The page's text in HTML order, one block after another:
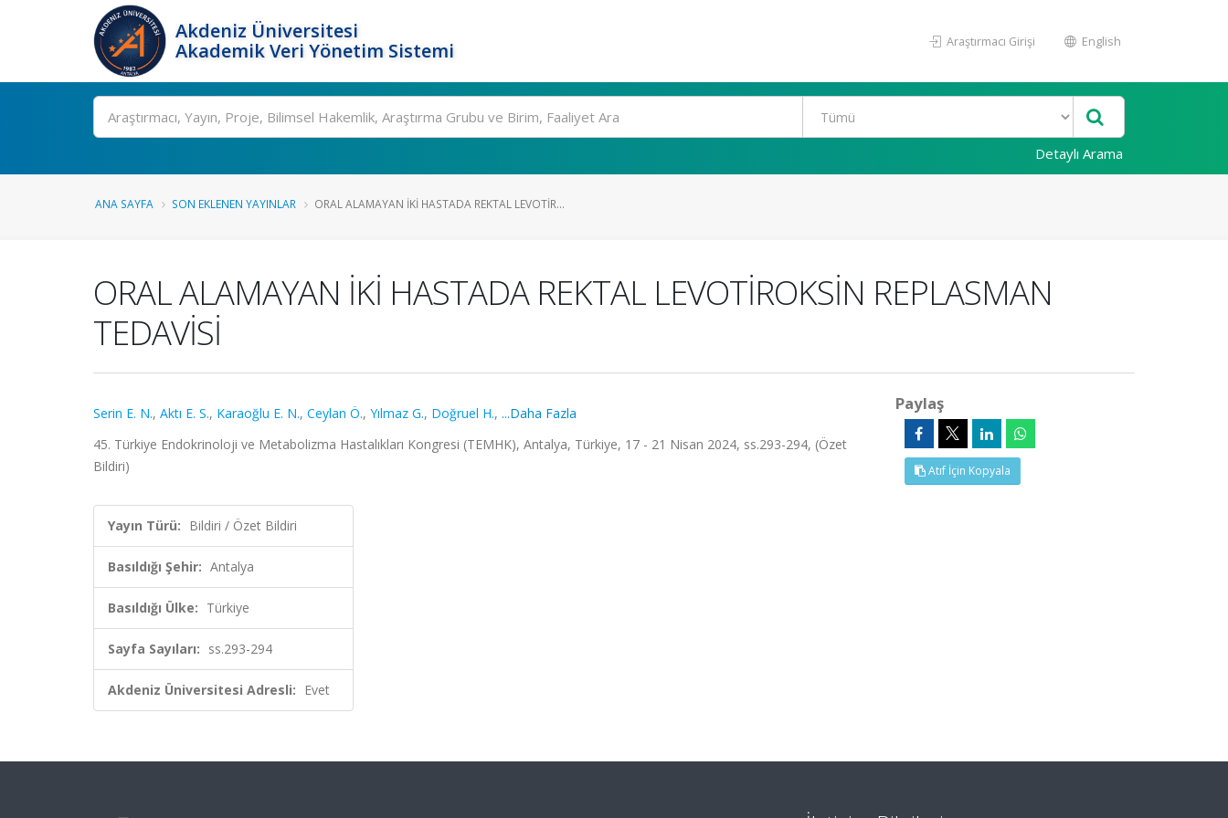
Akdeniz Üniversitesi
Akademik Veri Yönetim Sistemi
Araştırmacı Girişi English
Ara
Detaylı Arama
ANA SAYFA SON EKLENEN YAYINLAR ORAL ALAMAYAN İKİ HASTADA REKTAL LEVOTİR...
ORAL ALAMAYAN İKİ HASTADA REKTAL LEVOTİROKSİN REPLASMAN
TEDAVİSİ
Serin E. N., Aktı E. S., Karaoğlu E. N., Ceylan Ö., Yılmaz G., Doğruel H., ...Daha Fazla
45. Türkiye Endokrinoloji ve Metabolizma Hastalıkları Kongresi (TEMHK), Antalya, Türkiye, 17 - 21 Nisan 2024, ss.293-294, (Özet
Bildiri)
Yayın Türü: Bildiri / Özet Bildiri
Basıldığı Şehir: Antalya
Basıldığı Ülke: Türkiye
Sayfa Sayıları: ss.293-294
Akdeniz Üniversitesi Adresli: Evet
Paylaş
Atıf İçin Kopyala